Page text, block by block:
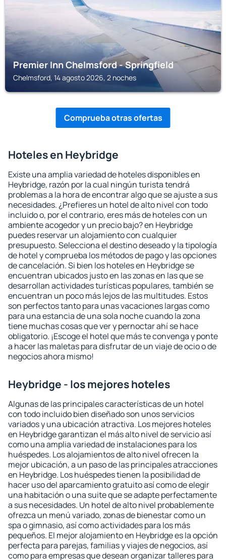
Premier Inn Chelmsford - Springfield
Chelmsford, 14 agosto 2026, 2 noches
Comprueba otras ofertas
Hoteles en Heybridge
Existe una amplia variedad de hoteles disponibles en
Heybridge, razón por la cual ningún turista tendrá
problemas a la hora de encontrar algo que se ajuste a sus
necesidades. ¿Prefieres un hotel de alto nivel con todo
incluido o, por el contrario, eres más de hoteles con un
ambiente acogedor y un precio bajo? en Heybridge
puedes reservar un alojamiento con cualquier
presupuesto. Selecciona el destino deseado y la tipología
de hotel y comprueba los métodos de pago y las opciones
de cancelación. Si bien los hoteles en Heybridge se
encuentran ubicados justo en las zonas en las que se
desarrollan actividades turísticas populares, también se
encuentran un poco más lejos de las multitudes. Estos
son perfectos tanto para unas vacaciones largas como
para una estancia de una sola noche cuando la zona
tiene muchas cosas que ver y pernoctar ahí se hace
obligatorio. ¡Escoge el hotel que más te convenga y ponte
a hacer las maletas para disfrutar de un viaje de ocio o de
negocios ahora mismo!
Heybridge - los mejores hoteles
Algunas de las principales características de un hotel
con todo incluido bien diseñado son unos servicios
variados y una ubicación atractiva. Los mejores hoteles
en Heybridge garantizan el más alto nivel de servicio así
como una amplia variedad de instalaciones para los
huéspedes. Los alojamientos de alto nivel ofrecen la
mejor ubicación, a un paso de las principales atracciones
en Heybridge. Los huéspedes tienen la posibilidad de
hacer uso del aparcamiento gratuito así como de elegir
una habitación o una suite que se adapte perfectamente
a sus necesidades. Un hotel de alto nivel probablemente
ofrezca un menú variado, zonas de bienestar como un
spa o gimnasio, así como actividades para los más
pequeños. El mejor alojamiento en Heybridge es la opción
perfecta para parejas, familias y viajes de negocios, así
como para empresas que desean organizar talleres para